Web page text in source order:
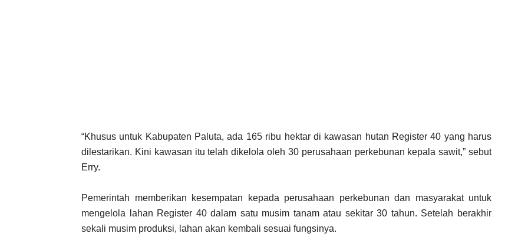
“Khusus untuk Kabupaten Paluta, ada 165 ribu hektar di kawasan hutan Register 40 yang harus
dilestarikan. Kini kawasan itu telah dikelola oleh 30 perusahaan perkebunan kepala sawit,” sebut
Erry.
Pemerintah memberikan kesempatan kepada perusahaan perkebunan dan masyarakat untuk
mengelola lahan Register 40 dalam satu musim tanam atau sekitar 30 tahun. Setelah berakhir
sekali musim produksi, lahan akan kembali sesuai fungsinya.